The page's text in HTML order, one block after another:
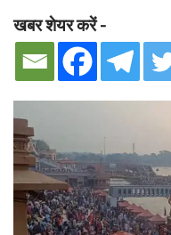
खबर शेयर करें -